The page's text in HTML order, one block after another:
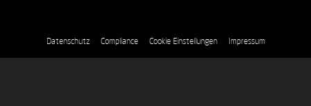
Datenschutz Compliance Cookie Einstellungen Impressum